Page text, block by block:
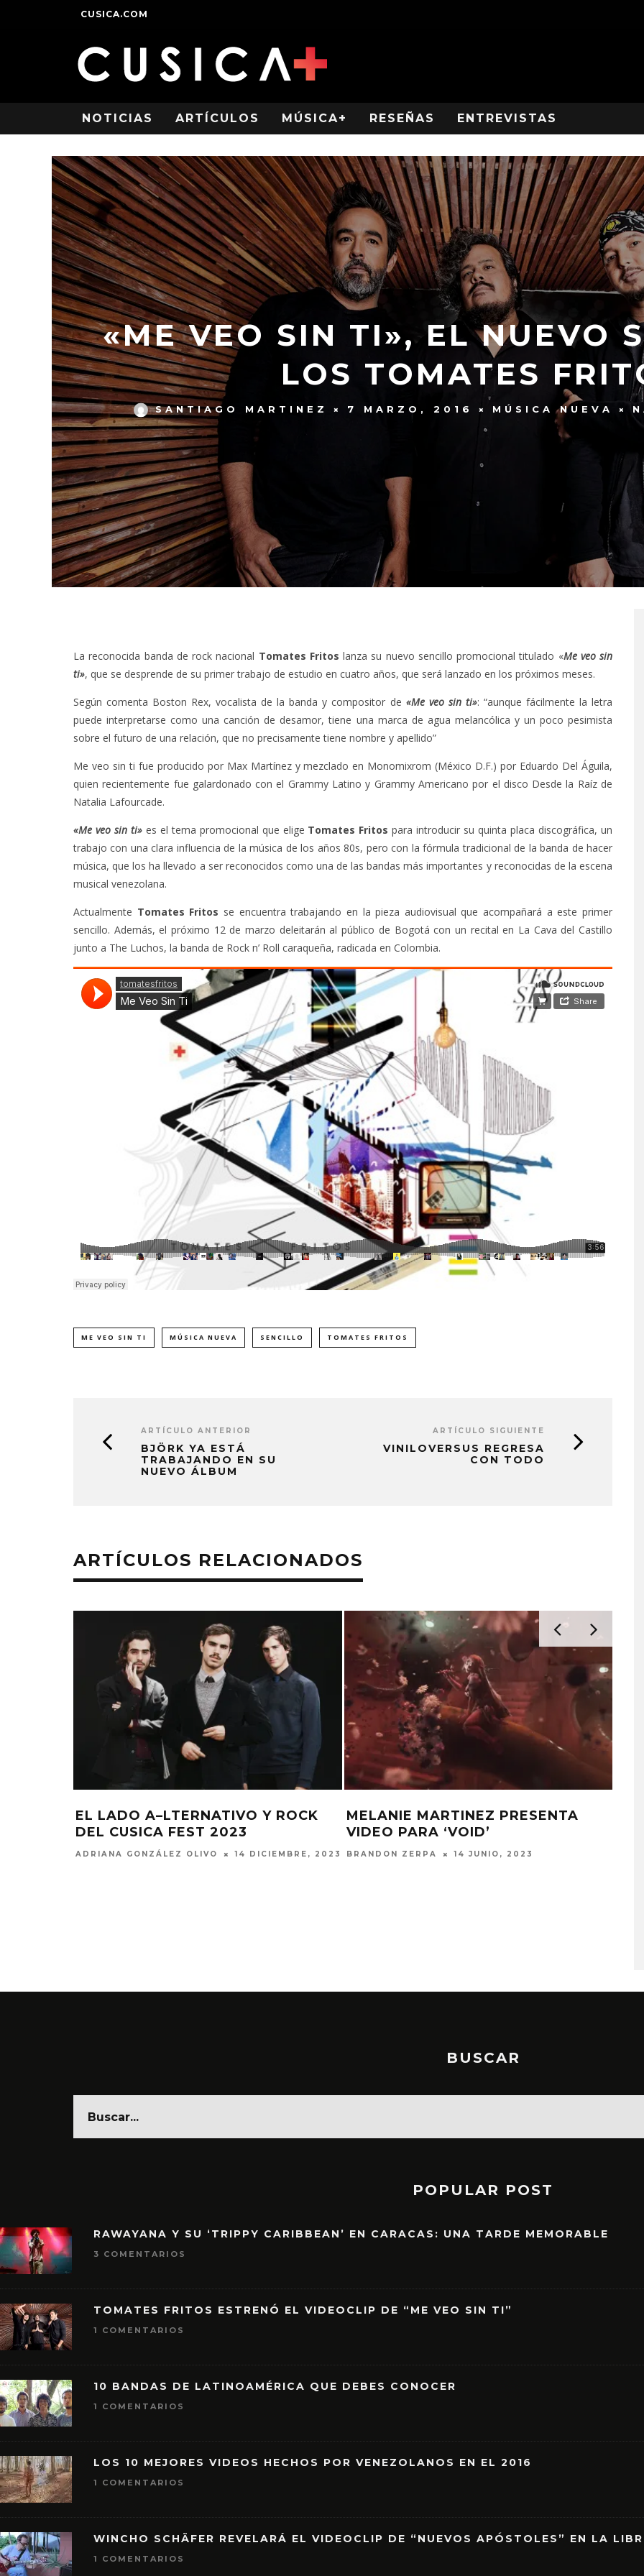
CUSICA.COM
NOTICIAS ARTÍCULOS MÚSICA+ RESEÑAS ENTREVISTAS
«ME VEO SIN TI», EL NUEVO
LOS TOMATES
SANTIAGO MARTINEZ 7 MARZO, 2016 MÚSICA NUEVA
La reconocida banda de rock nacional Tomates Fritos lanza su nuevo sencillo promocional titulado «Me veo sin
ti», que se desprende de su primer trabajo de estudio en cuatro años, que será lanzado en los próximos meses.
Según comenta Boston Rex, vocalista de la banda y compositor de «Me veo sin ti»: “aunque fácilmente la letra
puede interpretarse como una canción de desamor, tiene una marca de agua melancólica y un poco pesimista
sobre el futuro de una relación, que no precisamente tiene nombre y apellido”
Me veo sin ti fue producido por Max Martínez y mezclado en Monomixrom (México D.F.) por Eduardo Del Águila,
quien recientemente fue galardonado con el Grammy Latino y Grammy Americano por el disco Desde la Raíz de
Natalia Lafourcade.
«Me veo sin ti»es el tema promocional que elige Tomates Fritos para introducir su quinta placa discográfica, un
trabajo con una clara influencia de la música de los años 80s, pero con la fórmula tradicional de la banda de hacer
música, que los ha llevado a ser reconocidos como una de las bandas más importantes y reconocidas de la escena
musical venezolana.
Actualmente Tomates Fritos se encuentra trabajando en la pieza audiovisual que acompañará a este primer
sencillo. Además, el próximo 12 de marzo deleitarán al público de Bogotá con un recital en La Cava del Castillo
junto a The Luchos, la banda de Rock n’ Roll caraqueña, radicada en Colombia.
ME VEO SIN TI MÚSICA NUEVA SENCILLO TOMATES FRITOS
ARTÍCULO ANTERIOR
BJÖRK YA ESTÁ
TRABAJANDO EN SU
NUEVO ÁLBUM
ARTÍCULO SIGUIENTE
VINILOVERSUS REGRESA
CON TODO
ARTÍCULOS RELACIONADOS
EL LADO A–LTERNATIVO Y ROCK
DEL CUSICA FEST 2023
ADRIANA GONZÁLEZ OLIVO 14 DICIEMBRE, 2023
MELANIE MARTINEZ PRESENTA
VIDEO PARA ‘VOID’
BRANDON ZERPA 14 JUNIO, 2023
BUSCAR
POPULAR POST
RAWAYANA Y SU ‘TRIPPY CARIBBEAN’ EN CARACAS: UNA TARDE MEMORABLE
3 COMENTARIOS
TOMATES FRITOS ESTRENÓ EL VIDEOCLIP DE “ME VEO SIN TI”
1 COMENTARIOS
10 BANDAS DE LATINOAMÉRICA QUE DEBES CONOCER
1 COMENTARIOS
LOS 10 MEJORES VIDEOS HECHOS POR VENEZOLANOS EN EL 2016
1 COMENTARIOS
WINCHO SCHÄFER REVELARÁ EL VIDEOCLIP DE “NUEVOS APÓSTOLES” EN LA
1 COMENTARIOS